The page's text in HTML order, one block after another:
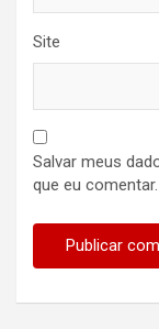
Site
Salvar meus
que eu comentar.